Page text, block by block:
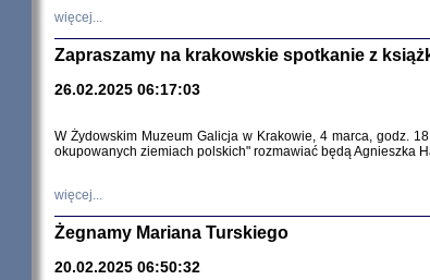
więcej...
Zapraszamy na krakowskie spotkanie z
26.02.2025 06:17:03
W Żydowskim Muzeum Galicja w Krakowie, 4 marca, godz.
okupowanych ziemiach polskich" rozmawiać będą Agnieszka
więcej...
Żegnamy Mariana Turskiego
20.02.2025 06:50:32